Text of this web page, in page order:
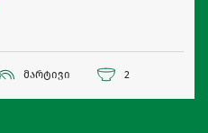
მარტივი 2